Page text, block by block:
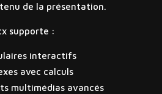
de la présentation.
supporte :
interactifs
avec calculs
multimédias avancés